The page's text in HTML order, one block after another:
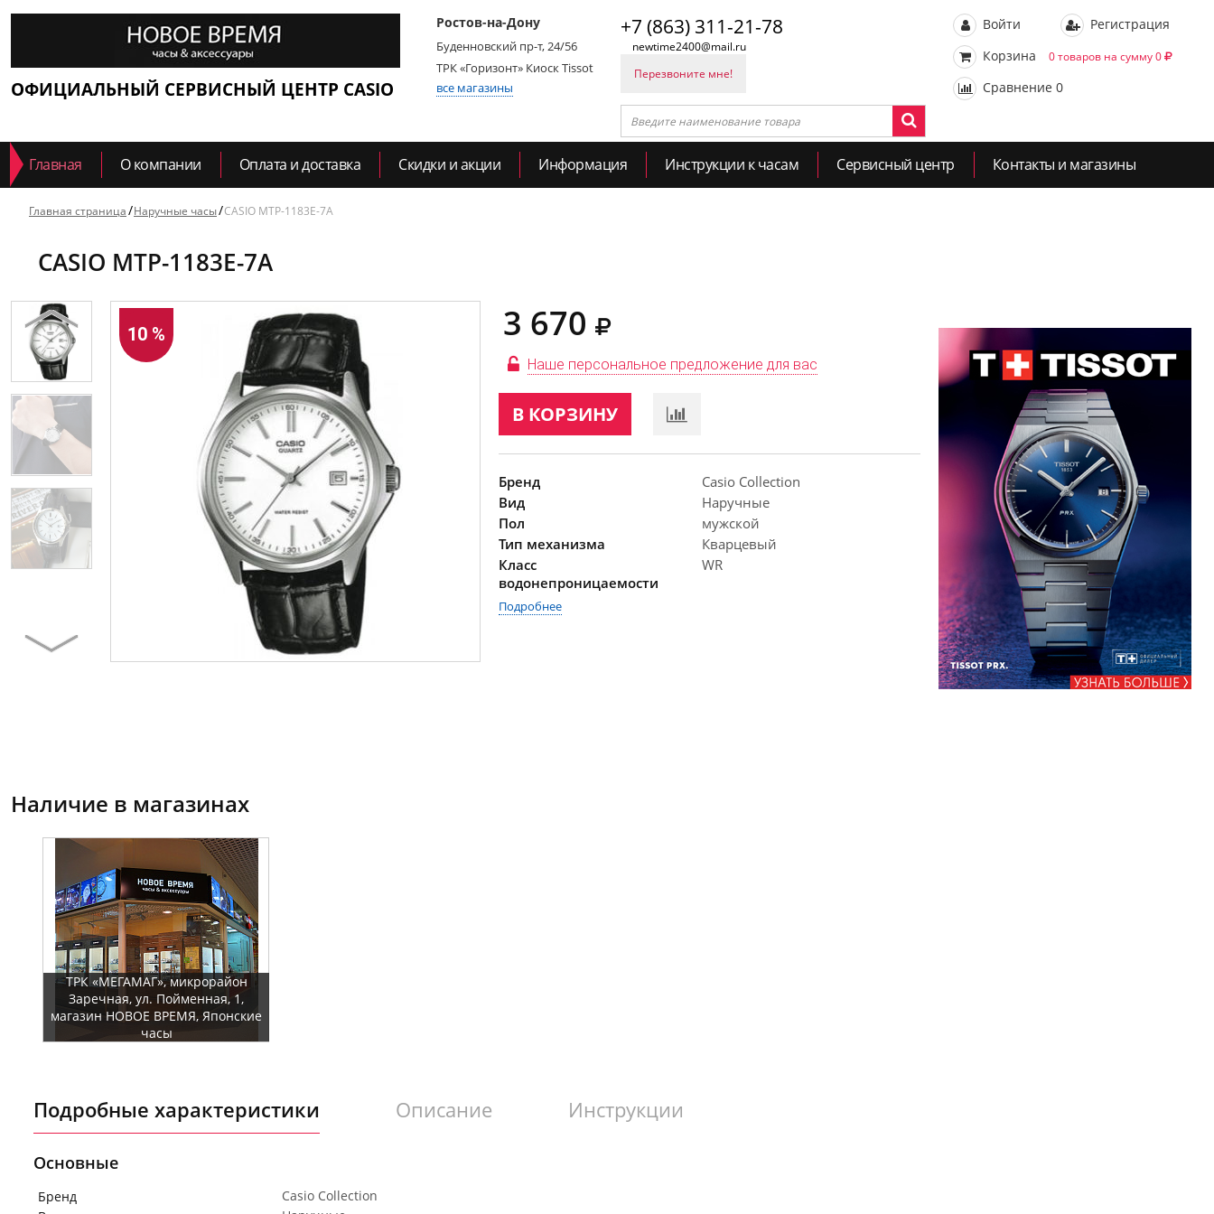
ОФИЦИАЛЬНЫЙ СЕРВИСНЫЙ ЦЕНТР CASIO
Ростов-на-Дону
Буденновский пр-т, 24/56
ТРК «Горизонт» Киоск Tissot
все магазины
+7 (863) 311-21-78
newtime2400@mail.ru
Перезвоните мне!
Войти
Регистрация
Корзина
0 товаров на сумму 0
Сравнение 0
Главная О компании Оплата и доставка Скидки и акции Информация Инструкции к часам Сервисный центр Контакты и магазины
Главная страница Наручные часы CASIO MTP-1183E-7A
CASIO MTP-1183E-7A
10 % 3 670
Наше персональное предложение для вас
В КОРЗИНУ
Бренд
Casio Collection
Вид
Наручные
Пол
мужской
Тип механизма
Кварцевый
Класс
водонепроницаемости
WR
Подробнее
Наличие в магазинах
ТРК «МЕГАМАГ», микрорайон
Заречная, ул. Пойменная, 1,
магазин НОВОЕ ВРЕМЯ, Японские
часы
Подробные характеристики Описание Инструкции
Основные
Бренд
Casio Collection